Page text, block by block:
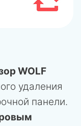
WOLF
удаления
панели.